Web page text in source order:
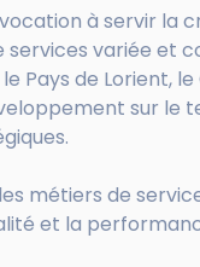
à servir la
services variée et
Pays de Lorient,
sur le
métiers de
et la